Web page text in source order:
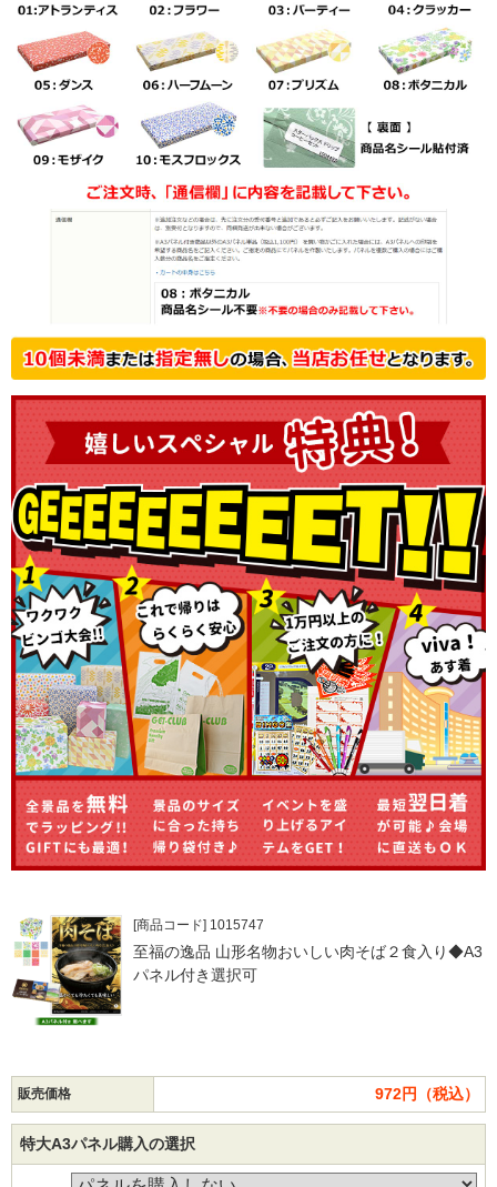
[商品コード] 1015747
至福の逸品 山形名物おいしい肉そば２食入り◆A3
パネル付き選択可
販売価格 972円（税込）
特大A3パネル購入の選択